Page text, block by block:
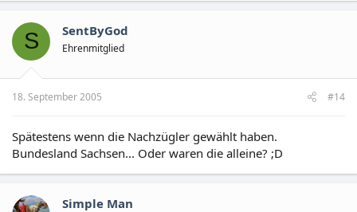
S SentByGod
Ehrenmitglied
18. September 2005 #14
Spätestens wenn die Nachzügler gewählt haben.
Bundesland Sachsen... Oder waren die alleine? ;D
Simple Man